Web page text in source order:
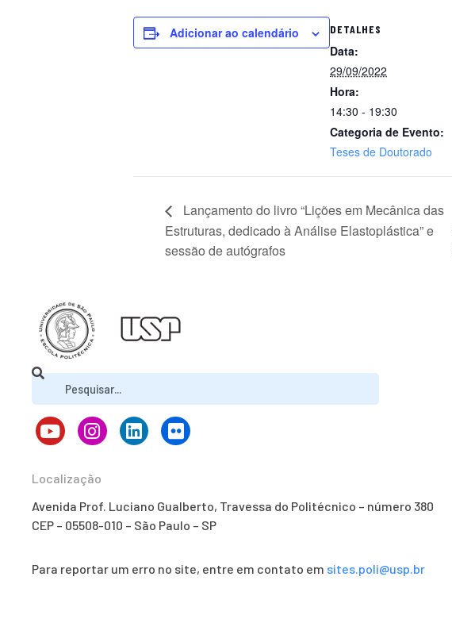
Adicionar ao calendário DETALHES
Data:
29/09/2022
Hora:
14:30 - 19:30
Categoria de Evento:
Teses de Doutorado
Lançamento do livro “Lições em Mecânica das
Estruturas, dedicado à Análise Elastoplástica” e
sessão de autógrafos
Localização
Avenida Prof. Luciano Gualberto, Travessa do Politécnico – número 380
CEP – 05508-010 – São Paulo – SP
Para reportar um erro no site, entre em contato em sites.poli@usp.br